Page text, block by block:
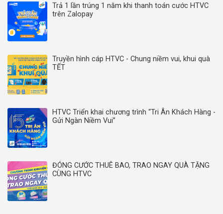
Trả 1 lần trúng 1 năm khi thanh toán cước HTVC
trên Zalopay
Truyền hình cáp HTVC - Chung niềm vui, khui quà
TẾT
HTVC Triển khai chương trình “Tri Ân Khách Hàng -
Gửi Ngàn Niềm Vui”
ĐÓNG CƯỚC THUÊ BAO, TRAO NGAY QUÀ TẶNG
CÙNG HTVC